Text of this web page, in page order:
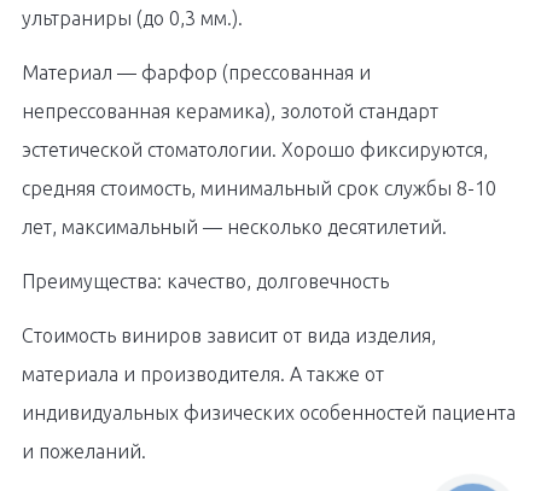
ультраниры (до 0,3 мм.).
Материал — фарфор (прессованная и
непрессованная керамика), золотой стандарт
эстетической стоматологии. Хорошо фиксируются,
средняя стоимость, минимальный срок службы 8-10
лет, максимальный — несколько десятилетий.
Преимущества: качество, долговечность
Стоимость виниров зависит от вида изделия,
материала и производителя. А также от
индивидуальных физических особенностей пациента
и пожеланий.